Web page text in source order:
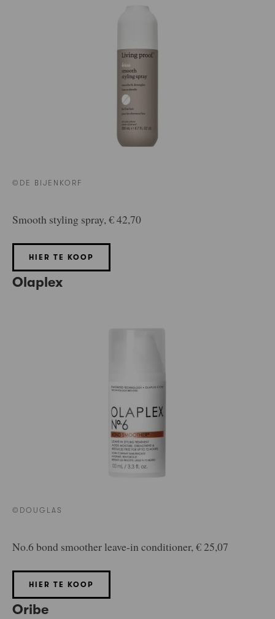
©DE BIJENKORF
Smooth styling spray, € 42,70
HIER TE KOOP
Olaplex
©DOUGLAS
No.6 bond smoother leave-in conditioner, € 25,07
HIER TE KOOP
Oribe